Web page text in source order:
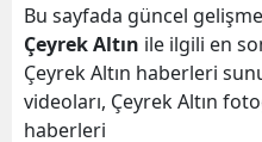
Bu sayfada güncel
Çeyrek Altın ile ilgili en
Çeyrek Altın haberleri
videoları, Çeyrek Altın
haberleri